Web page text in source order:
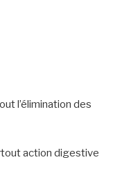
l’élimination des
action digestive